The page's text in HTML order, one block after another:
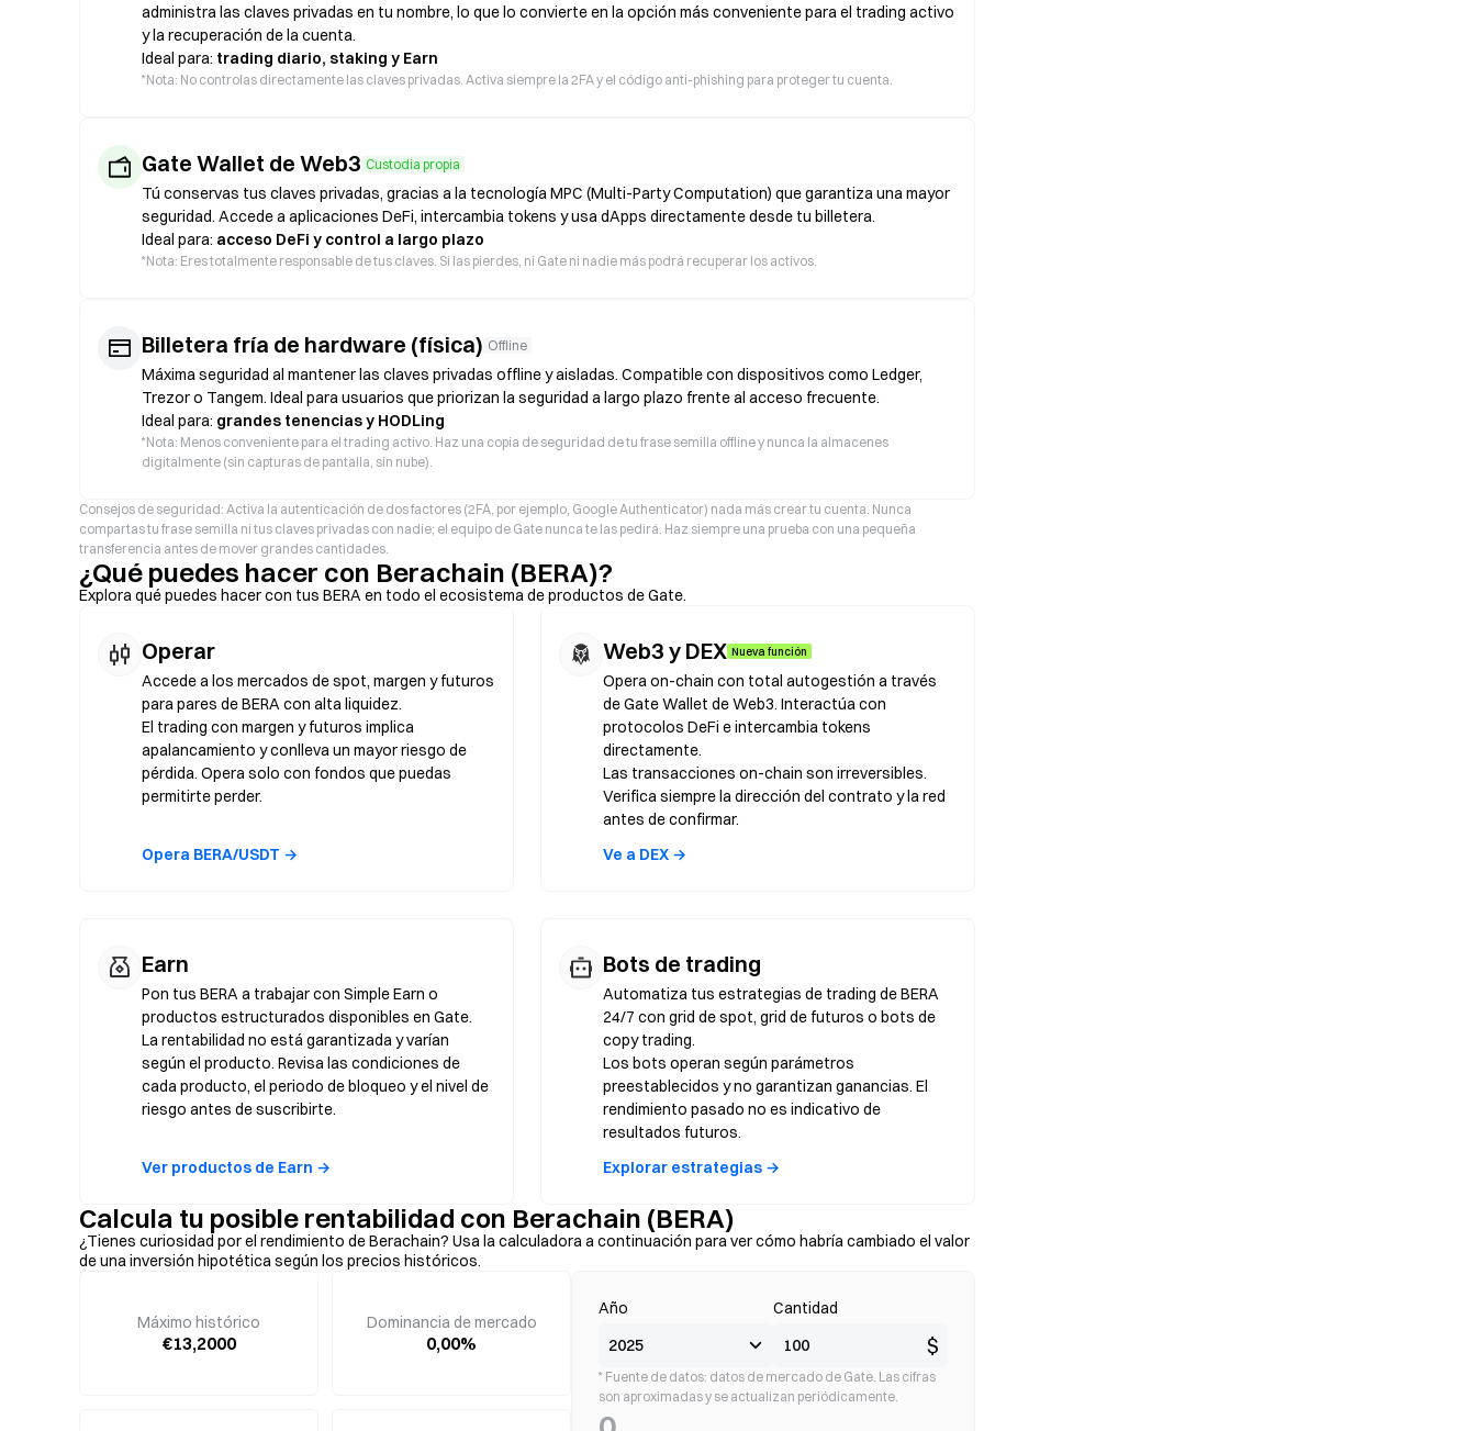
administra las claves privadas en tu nombre, lo que lo convierte en la opción más conveniente para el trading activo
y la recuperación de la cuenta.
Ideal para: trading diario, staking y Earn
*Nota: No controlas directamente las claves privadas. Activa siempre la 2FA y el código anti-phishing para proteger tu cuenta.
Gate Wallet de Web3 Custodia propia
Tú conservas tus claves privadas, gracias a la tecnología MPC (Multi-Party Computation) que garantiza una mayor
seguridad. Accede a aplicaciones DeFi, intercambia tokens y usa dApps directamente desde tu billetera.
Ideal para: acceso DeFi y control a largo plazo
*Nota: Eres totalmente responsable de tus claves. Si las pierdes, ni Gate ni nadie más podrá recuperar los activos.
Billetera fría de hardware (física) Offline
Máxima seguridad al mantener las claves privadas offline y aisladas. Compatible con dispositivos como Ledger,
Trezor o Tangem. Ideal para usuarios que priorizan la seguridad a largo plazo frente al acceso frecuente.
Ideal para: grandes tenencias y HODLing
*Nota: Menos conveniente para el trading activo. Haz una copia de seguridad de tu frase semilla offline y nunca la almacenes
digitalmente (sin capturas de pantalla, sin nube).
Consejos de seguridad: Activa la autenticación de dos factores (2FA, por ejemplo, Google Authenticator) nada más crear tu cuenta. Nunca
compartas tu frase semilla ni tus claves privadas con nadie; el equipo de Gate nunca te las pedirá. Haz siempre una prueba con una pequeña
transferencia antes de mover grandes cantidades.
¿Qué puedes hacer con Berachain (BERA)?
Explora qué puedes hacer con tus BERA en todo el ecosistema de productos de Gate.
Operar
Accede a los mercados de spot, margen y futuros
para pares de BERA con alta liquidez.
El trading con margen y futuros implica
apalancamiento y conlleva un mayor riesgo de
pérdida. Opera solo con fondos que puedas
permitirte perder.
Opera BERA/USDT →
Web3 y DEX Nueva función
Opera on-chain con total autogestión a través
de Gate Wallet de Web3. Interactúa con
protocolos DeFi e intercambia tokens
directamente.
Las transacciones on-chain son irreversibles.
Verifica siempre la dirección del contrato y la red
antes de confirmar.
Ve a DEX →
Earn
Pon tus BERA a trabajar con Simple Earn o
productos estructurados disponibles en Gate.
La rentabilidad no está garantizada y varían
según el producto. Revisa las condiciones de
cada producto, el periodo de bloqueo y el nivel de
riesgo antes de suscribirte.
Ver productos de Earn →
Bots de trading
Automatiza tus estrategias de trading de BERA
24/7 con grid de spot, grid de futuros o bots de
copy trading.
Los bots operan según parámetros
preestablecidos y no garantizan ganancias. El
rendimiento pasado no es indicativo de
resultados futuros.
Explorar estrategias →
Calcula tu posible rentabilidad con Berachain (BERA)
¿Tienes curiosidad por el rendimiento de Berachain? Usa la calculadora a continuación para ver cómo habría cambiado el valor
de una inversión hipotética según los precios históricos.
Máximo histórico
€13,2000
Dominancia de mercado
0,00%
Año Cantidad
$
* Fuente de datos: datos de mercado de Gate. Las cifras
son aproximadas y se actualizan periódicamente.